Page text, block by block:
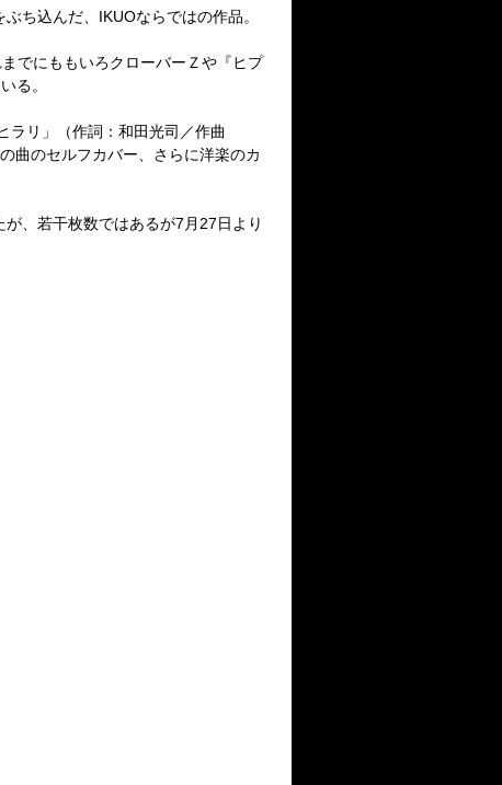
ち込んだ、 IKUOならではの作品。
でにももいろクローバーＺや『ヒプ
る。
ラリ」（作詞：和田光司／作曲
曲のセルフカバー、さらに洋楽のカ
、若干枚数ではあるが7 月 27日より